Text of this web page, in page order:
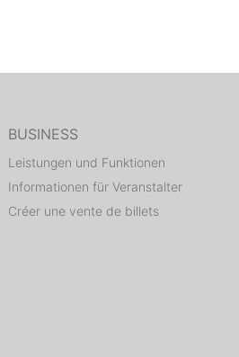
BUSINESS
Leistungen und Funktionen
Informationen für Veranstalter
Créer une vente de billets